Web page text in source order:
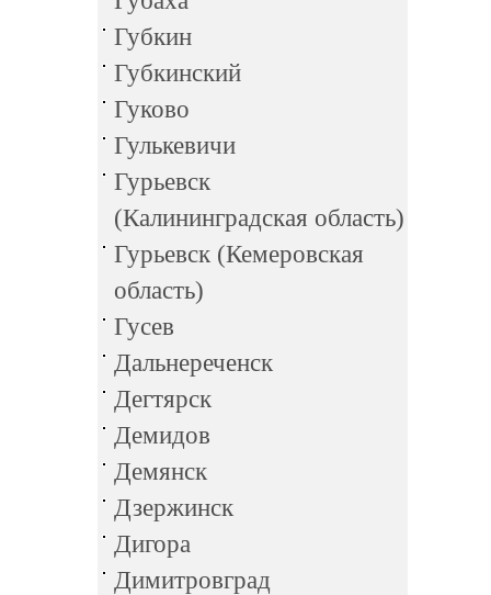
Губкин
Губкинский
Гуково
Гулькевичи
Гурьевск
(Калининградская область)
Гурьевск (Кемеровская
область)
Гусев
Дальнереченск
Дегтярск
Демидов
Демянск
Дзержинск
Дигора
Димитровград